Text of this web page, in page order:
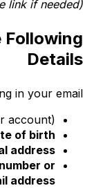
(Replace with your own image link if needed)
Following
Details
in your email:
account)
of birth
address
or
address